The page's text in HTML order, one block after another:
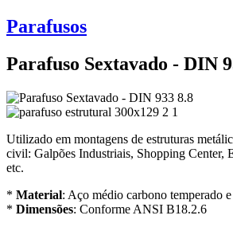
Parafusos
Parafuso Sextavado - DIN
Utilizado em montagens de estruturas
civil: Galpões Industriais, Shopping Center,
etc.
* Material: Aço médio carbono temperado
* Dimensões: Conforme ANSI B18.2.6